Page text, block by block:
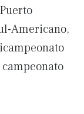
Americano,